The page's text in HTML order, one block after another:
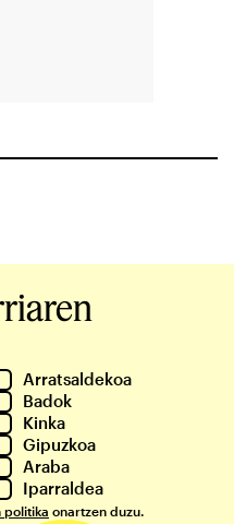
Arratsaldekoa
Badok
Kinka
Gipuzkoa
Araba
Iparraldea
politika onartzen duzu.